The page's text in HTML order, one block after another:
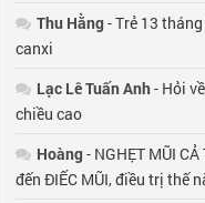
Thu Hằng- Trẻ 13
canxi
Lạc Lê Tuấn Anh- Hỏi
chiều cao
Hoàng- NGHẸT MŨI
đến ĐIẾC MŨI, điều trị thế